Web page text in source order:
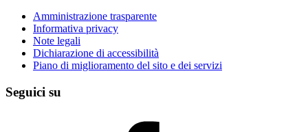
Amministrazione trasparente
Informativa privacy
Note legali
Dichiarazione di accessibilità
Piano di miglioramento del sito e dei servizi
Seguici su